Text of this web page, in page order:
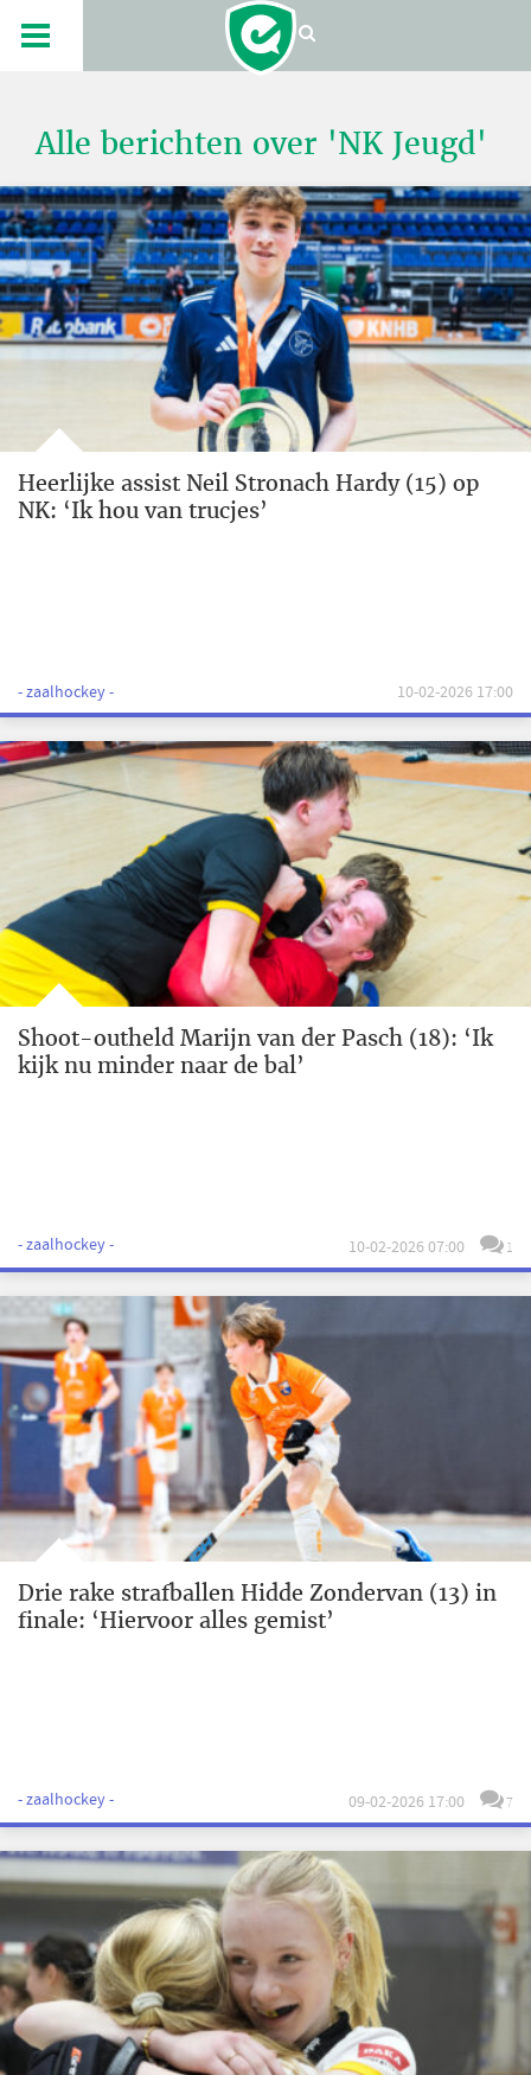
Alle berichten over 'NK Jeugd'
Heerlijke assist Neil Stronach Hardy (15) op
NK: ‘Ik hou van trucjes’
- zaalhockey - 10-02-2026 17:00
Shoot-outheld Marijn van der Pasch (18): ‘Ik
kijk nu minder naar de bal’
- zaalhockey - 10-02-2026 07:00 1
Drie rake strafballen Hidde Zondervan (13) in
finale: ‘Hiervoor alles gemist’
- zaalhockey - 09-02-2026 17:00 7